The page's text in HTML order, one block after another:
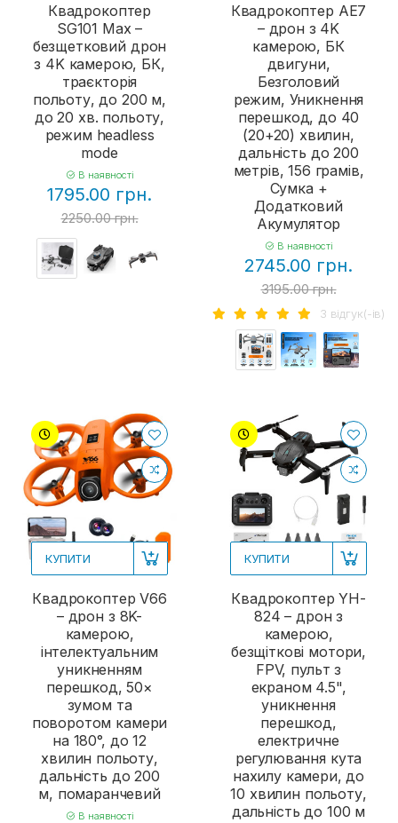
Квадрокоптер
SG101 Max –
безщетковий дрон
з 4K камерою, БК,
траєкторія
польоту, до 200 м,
до 20 хв. польоту,
режим headless
mode
В наявності
1795.00 грн.
2250.00 грн.
Квадрокоптер AE7
– дрон з 4K
камерою, БК
двигуни,
Безголовий
режим, Уникнення
перешкод, до 40
(20+20) хвилин,
дальність до 200
метрів, 156 грамів,
Сумка +
Додатковий
Акумулятор
В наявності
2745.00 грн.
3195.00 грн.
3 вiдгук(-iв)
КУПИТИ
Квадрокоптер V66
– дрон з 8K-
камерою,
інтелектуальним
уникненням
перешкод, 50×
зумом та
поворотом камери
на 180°, до 12
хвилин польоту,
дальність до 200
м, помаранчевий
В наявності
КУПИТИ
Квадрокоптер YH-
824 – дрон з
камерою,
безщіткові мотори,
FPV, пульт з
екраном 4.5",
уникнення
перешкод,
електричне
регулювання кута
нахилу камери, до
10 хвилин польоту,
дальність до 100 м